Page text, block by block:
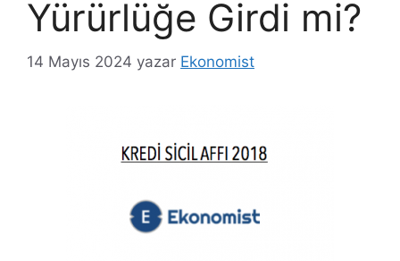
Yürürlüğe Girdi mi?
14 Mayıs 2024 yazar Ekonomist